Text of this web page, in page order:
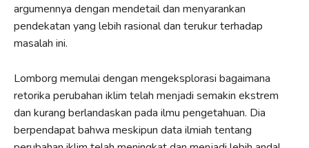
argumennya dengan mendetail dan menyarankan
pendekatan yang lebih rasional dan terukur terhadap
masalah ini.
Lomborg memulai dengan mengeksplorasi bagaimana
retorika perubahan iklim telah menjadi semakin ekstrem
dan kurang berlandaskan pada ilmu pengetahuan. Dia
berpendapat bahwa meskipun data ilmiah tentang